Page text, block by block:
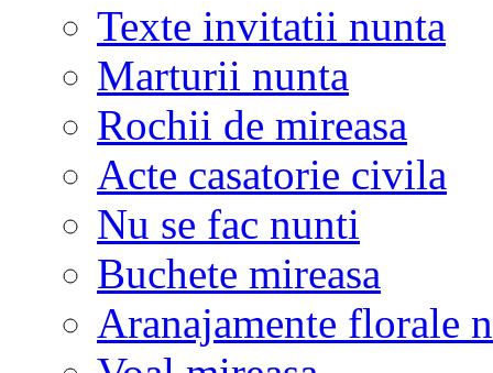
Texte invitatii nunta
Marturii nunta
Rochii de mireasa
Acte casatorie civila
Nu se fac nunti
Buchete mireasa
Aranajamente florale